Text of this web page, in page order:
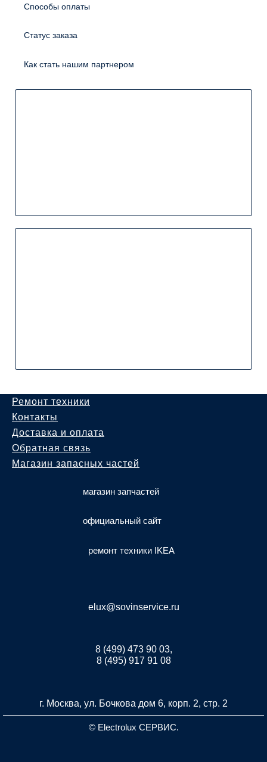
Способы оплаты
Статус заказа
Как стать нашим партнером
Ремонт техники
Контакты
Доставка и оплата
Обратная связь
Магазин запасных частей
магазин запчастей
официальный сайт
ремонт техники IKEA
elux@sovinservice.ru
8 (499) 473 90 03,
8 (495) 917 91 08
г. Москва, ул. Бочкова дом 6, корп. 2, стр. 2
© Electrolux СЕРВИС.